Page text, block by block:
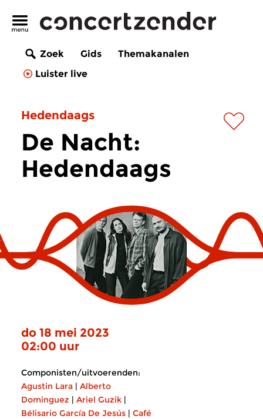
Zoek Gids
Themakanalen
Luister live
Hedendaags
De Nacht:
Hedendaags
do 18 mei 2023
02:00 uur
Componisten/uitvoerenden:
Agustin Lara | Alberto
Dominguez | Ariel Guzik |
Bélisario García De Jesús | Café